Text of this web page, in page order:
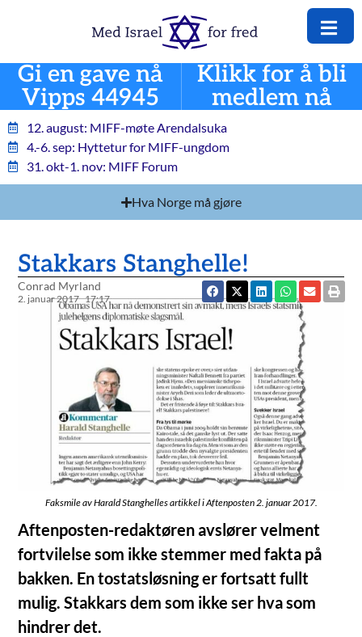
Gi en gave nå
Vipps 44945
Klikk for å bli
medlem nå
12. august: MIFF-møte Arendalsuka
4.-6. sep: Hyttetur for MIFF-ungdom
31. okt-1. nov: MIFF Forum
Hva Norge må gjøre
Stakkars Stanghelle!
Conrad Myrland
2. januar 2017 17:17
Faksmile av Harald Stanghelles artikkel i Aftenposten 2. januar 2017.
Aftenposten-redaktøren avslører velment
fortvilelse som ikke stemmer med fakta på
bakken. En tostatsløsning er fortsatt fullt
mulig. Stakkars dem som ikke ser hva som
hindrer det.